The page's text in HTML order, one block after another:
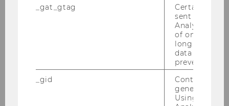
_gat_gtag
Certain data
sent to
Analytics a
of once per
long as it is
data
prevented.
_gid
Contains a
generated
Using this